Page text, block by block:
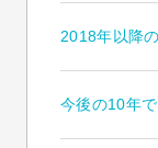
2018年以降
今後の10年